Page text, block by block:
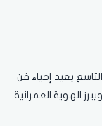
يعيد إحياء فن
الهوية العمرانية